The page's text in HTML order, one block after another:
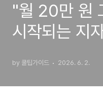
"월 20만 원
시작되는 지
by 쿨팁가이드 2026. 6. 2.